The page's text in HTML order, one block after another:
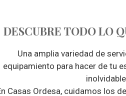
DESCUBRE TODO LO
Una amplia variedad de
equipamiento para hacer de tu
Casas Ordesa, cuidamos los